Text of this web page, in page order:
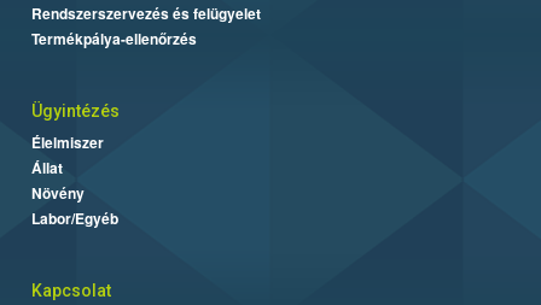
Rendszerszervezés és felügyelet
Termékpálya-ellenőrzés
Ügyintézés
Élelmiszer
Állat
Növény
Labor/Egyéb
Kapcsolat